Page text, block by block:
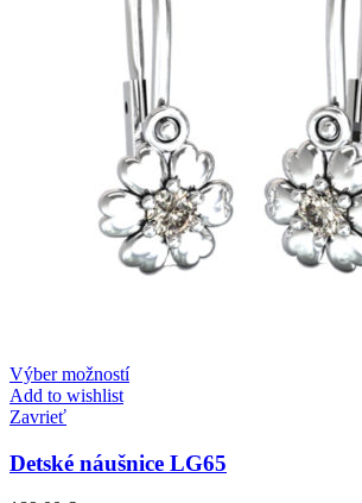
Mistique Love
Výber možností
Add to wishlist
Zavrieť
Detské náušnice LG65